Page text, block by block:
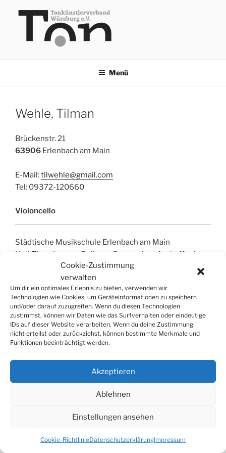
Cookie-Zustimmung
verwalten
Um dir ein optimales Erlebnis zu bieten, verwenden wir
Technologien wie Cookies, um Geräteinformationen zu speichern
und/oder darauf zuzugreifen. Wenn du diesen Technologien
zustimmst, können wir Daten wie das Surfverhalten oder eindeutige
IDs auf dieser Website verarbeiten. Wenn du deine Zustimmung
nicht erteilst oder zurückziehst, können bestimmte Merkmale und
Funktionen beeinträchtigt werden.
Akzeptieren
Ablehnen
Einstellungen ansehen
Cookie-RichtlinieDatenschutzerklärungImpressum
Inhalt
Menü
Wehle, Tilman
Brückenstr. 21
63906 Erlenbach am Main
E-Mail:tilwehle@gmail.com
Tel: 09372-120660
Violoncello
Städtische Musikschule Erlenbach am Main
Karl-Theodor-von-Dalberg-Gymnasium Aschaffenburg
Johannes-Butzbach-Gymnasium Miltenberg
Unterricht immer auch online möglich
SUCHE
Suchen
nach: